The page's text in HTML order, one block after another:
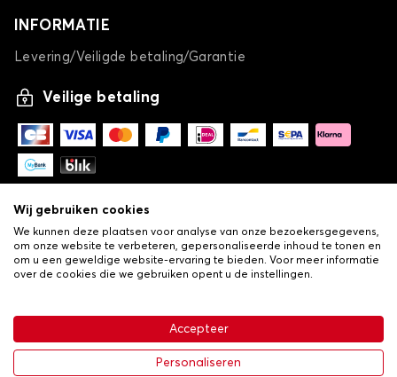
INFORMATIE
Levering/Veiligde betaling/Garantie
Veilige betaling
Algemene verkoopvoorwaarden•Privacy- en cookiebeleid
•Livraison
Wij gebruiken cookies
We kunnen deze plaatsen voor analyse van onze bezoekersgegevens,
om onze website te verbeteren, gepersonaliseerde inhoud te tonen en
om u een geweldige website-ervaring te bieden. Voor meer informatie
over de cookies die we gebruiken opent u de instellingen.
Accepteer
Personaliseren